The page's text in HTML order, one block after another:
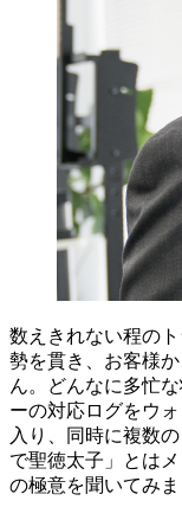
数えきれない程の
勢を貫き、お客様
ん。どんなに多忙
ーの対応ログをウ
入り、同時に複数
で聖徳太子」とは
の極意を聞いてみま